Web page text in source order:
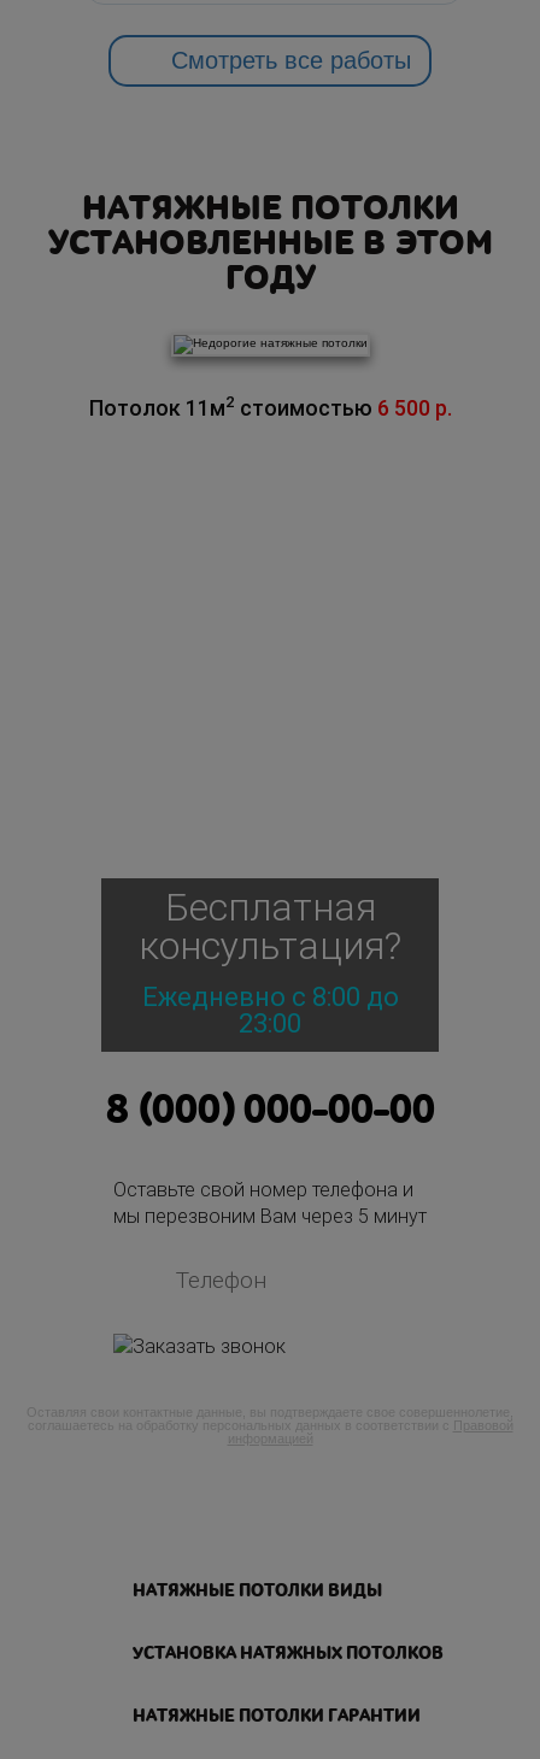
Смотреть все работы
НАТЯЖНЫЕ ПОТОЛКИ
УСТАНОВЛЕННЫЕ В ЭТОМ
ГОДУ
Потолок 11м2 стоимостью 6 500 р.
Бесплатная
консультация?
Ежедневно с 8:00 до
23:00
8 (000) 000-00-00
Оставьте свой номер телефона и
мы перезвоним Вам через 5 минут
Оставляя свои контактные данные, вы подтверждаете свое совершеннолетие,
соглашаетесь на обработку персональных данных в соответствии с
Правовой
информацией
НАТЯЖНЫЕ ПОТОЛКИ ВИДЫ
УСТАНОВКА НАТЯЖНЫХ ПОТОЛКОВ
НАТЯЖНЫЕ ПОТОЛКИ ГАРАНТИИ